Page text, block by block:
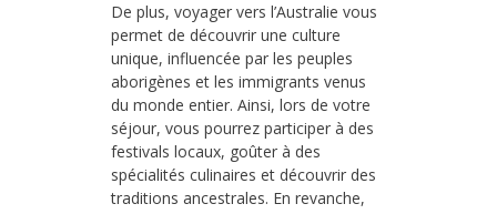
De plus, voyager vers l’Australie vous
permet de découvrir une culture
unique, influencée par les peuples
aborigènes et les immigrants venus
du monde entier. Ainsi, lors de votre
séjour, vous pourrez participer à des
festivals locaux, goûter à des
spécialités culinaires et découvrir des
traditions ancestrales. En revanche,